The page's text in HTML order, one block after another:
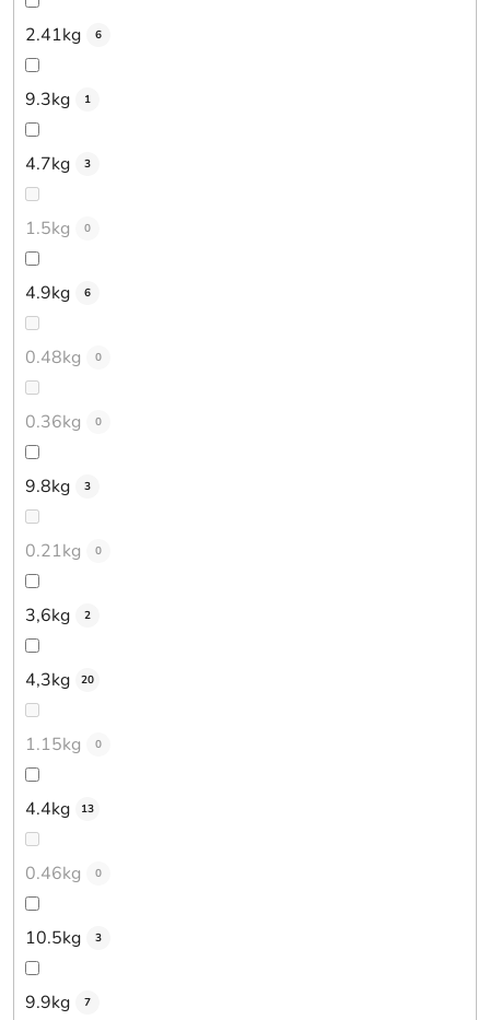
2.41kg 6
9.3kg 1
4.7kg 3
1.5kg 0
4.9kg 6
0.48kg 0
0.36kg 0
9.8kg 3
0.21kg 0
3,6kg 2
4,3kg 20
1.15kg 0
4.4kg 13
0.46kg 0
10.5kg 3
9.9kg 7